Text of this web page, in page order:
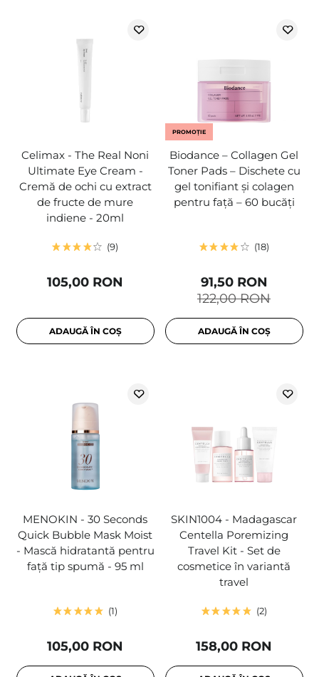
Celimax - The Real Noni
Ultimate Eye Cream -
Cremă de ochi cu extract
de fructe de mure
indiene - 20ml
9
105,00 RON
ADAUGĂ ÎN COȘ
PROMOȚIE
Biodance – Collagen Gel
Toner Pads – Dischete cu
gel tonifiant și colagen
pentru față – 60 bucăți
18
122,00 RON
91,50 RON
ADAUGĂ ÎN COȘ
MENOKIN - 30 Seconds
Quick Bubble Mask Moist
- Mască hidratantă pentru
față tip spumă - 95 ml
1
105,00 RON
SKIN1004 - Madagascar
Centella Poremizing
Travel Kit - Set de
cosmetice în variantă
travel
2
158,00 RON